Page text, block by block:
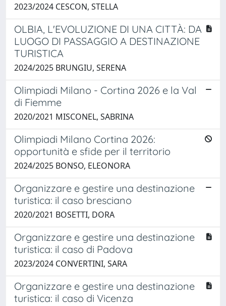
2023/2024 CESCON, STELLA
OLBIA, L'EVOLUZIONE DI UNA CITTÀ: DA
LUOGO DI PASSAGGIO A DESTINAZIONE
TURISTICA
2024/2025 BRUNGIU, SERENA
Olimpiadi Milano - Cortina 2026 e la Val
di Fiemme
2020/2021 MISCONEL, SABRINA
Olimpiadi Milano Cortina 2026:
opportunità e sfide per il territorio
2024/2025 BONSO, ELEONORA
Organizzare e gestire una destinazione
turistica: il caso bresciano
2020/2021 BOSETTI, DORA
Organizzare e gestire una destinazione
turistica: il caso di Padova
2023/2024 CONVERTINI, SARA
Organizzare e gestire una destinazione
turistica: il caso di Vicenza